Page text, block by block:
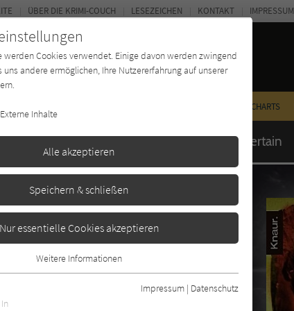
CHARTS
Autor*in Magazin Entertain
ÜBER DIE KRIMI-COUCH LESEZEICHEN KONTAKT IMPRESSUM
werden Cookies verwendet. Einige davon werden zwingend
andere ermöglichen, Ihre Nutzererfahrung auf unserer
Externe Inhalte
Alle akzeptieren
Speichern & schließen
Nur essentielle Cookies akzeptieren
werden für grundlegende Funktionen der Webseite
gewährleistet, dass die Webseite einwandfrei
Weitere Informationen
Impressum | Datenschutz